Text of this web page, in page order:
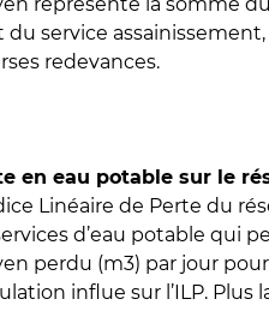
du service
redevances.
en eau potable sur le
Linéaire de Perte du
d’eau potable qui
perdu (m3) par jour
influe sur l’ILP.